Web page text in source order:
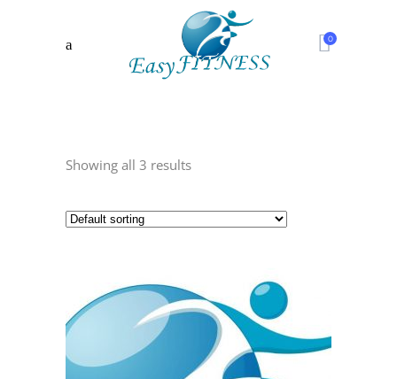
0
Showing all 3 results